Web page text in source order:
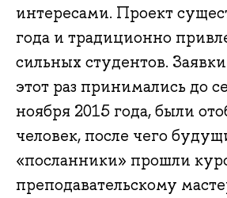
интересами. Проект
года и традиционно
сильных студентов.
этот раз принимались до
ноября 2015 года, были
человек, после чего
«посланники» прошли
преподавательскому